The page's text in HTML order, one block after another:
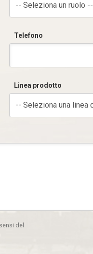
-- Seleziona un ruolo --
Telefono
Linea prodotto
del